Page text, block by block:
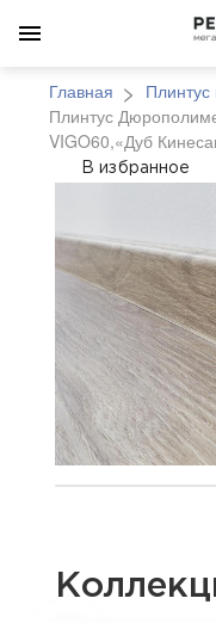
Главная
Плинтус
VIGO60,«Дуб
В избранное